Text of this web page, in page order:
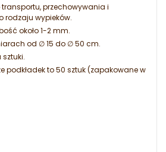
przechowywania i
rodzaju wypieków.
około 1-2 mm.
od ∅ 15 do ∅ 50 cm.
podkładek to 50 sztuk (zapakowane w